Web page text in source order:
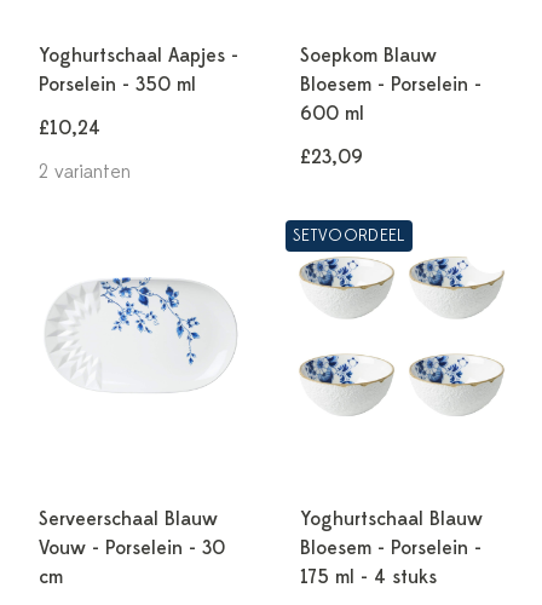
Yoghurtschaal Aapjes -
Porselein - 350 ml
£10,24
2 varianten
Soepkom Blauw
Bloesem - Porselein -
600 ml
£23,09
Serveerschaal Blauw
Vouw - Porselein - 30
cm
SETVOORDEEL
Yoghurtschaal Blauw
Bloesem - Porselein -
175 ml - 4 stuks